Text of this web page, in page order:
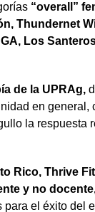
“overall”
Thundernet
Los
de la UPRAg,
en
la respuesta
Rico, Thrive
y no
para el éxito del